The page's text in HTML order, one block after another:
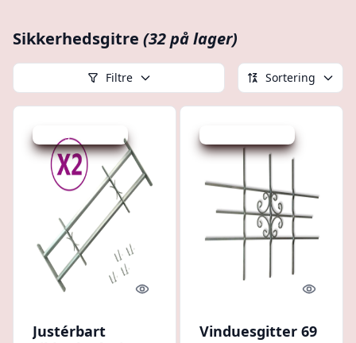
Sikkerhedsgitre (32 på lager)
Filtre Sortering
Udsalg - spar 20 %
Quick look
Justérbart
Quick
Vinduesgitter 69